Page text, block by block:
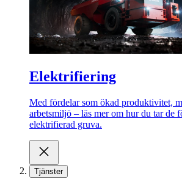
Elektrifiering
Med fördelar som ökad produktivitet,
arbetsmiljö – läs mer om hur du tar de
elektrifierad gruva.
Tjänster